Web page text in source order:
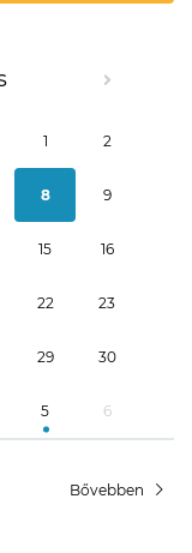
1 2
8 9
15 16
22 23
29 30
5 6
Bővebben